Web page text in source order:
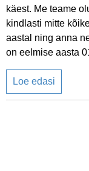
käest. Me teame
kindlasti mitte
aastal ning anna
on eelmise aasta
Loe edasi